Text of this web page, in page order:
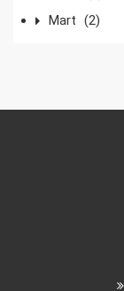
Mart (2)